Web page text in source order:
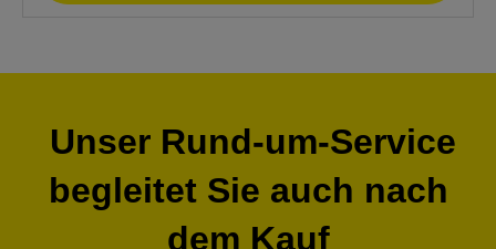
Unser Rund-um-Service
begleitet Sie auch nach
dem Kauf